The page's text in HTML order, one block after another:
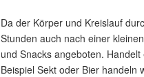
Da der Körper und Kreislauf
Stunden auch nach einer
und Snacks angeboten.
Beispiel Sekt oder Bier handeln